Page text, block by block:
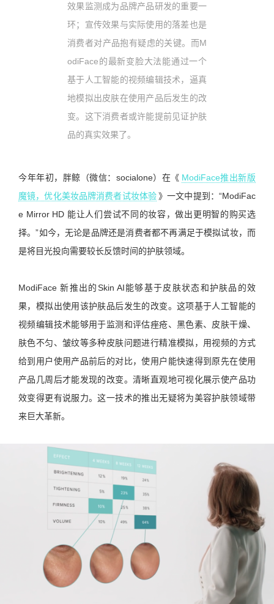
效果监测成为品牌产品研发的重要一
环；宣传效果与实际使用的落差也是
消费者对产品抱有疑虑的关键。而M
odiFace的最新变脸大法能通过一个
基于人工智能的视频编辑技术，逼真
地模拟出皮肤在使用产品后发生的改
变。这下消费者或许能提前见证护肤
品的真实效果了。
今年年初，胖鲸（微信：socialone）在《 ModiFace推出新版
魔镜，优化美妆品牌消费者试妆体验》一文中提到：“ModiFac
e Mirror HD 能让人们尝试不同的妆容，做出更明智的购买选
择。”如今，无论是品牌还是消费者都不再满足于模拟试妆，而
是将目光投向需要较长反馈时间的护肤领域。
ModiFace 新推出的Skin AI能够基于皮肤状态和护肤品的效
果，模拟出使用该护肤品后发生的改变。这项基于人工智能的
视频编辑技术能够用于监测和评估痤疮、黑色素、皮肤干燥、
肤色不匀、皱纹等多种皮肤问题进行精准模拟，用视频的方式
给到用户使用产品前后的对比，使用户能快速得到原先在使用
产品几周后才能发现的改变。清晰直观地可视化展示使产品功
效变得更有说服力。这一技术的推出无疑将为美容护肤领域带
来巨大革新。